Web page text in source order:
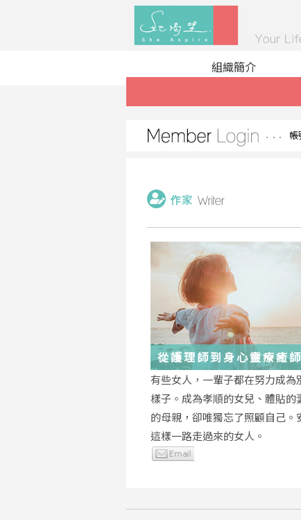
組織簡介
帳
從護理師到身心靈療癒
瑤：每一段低谷，都能
的起點
有些女人，一輩子都在努力成為
樣子。成為孝順的女兒、體貼的
的母親，卻唯獨忘了照顧自己。
這樣一路走過來的女人。